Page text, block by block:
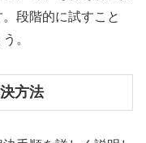
段階的に試すこと
。
方法